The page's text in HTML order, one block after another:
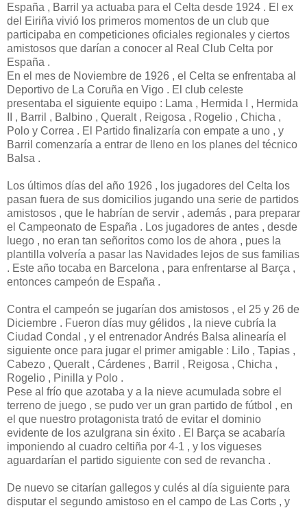
España , Barril ya actuaba para el Celta desde 1924 . El ex
del Eiriña vivió los primeros momentos de un club que
participaba en competiciones oficiales regionales y ciertos
amistosos que darían a conocer al Real Club Celta por
España .
En el mes de Noviembre de 1926 , el Celta se enfrentaba al
Deportivo de La Coruña en Vigo . El club celeste
presentaba el siguiente equipo : Lama , Hermida I , Hermida
II , Barril , Balbino , Queralt , Reigosa , Rogelio , Chicha ,
Polo y Correa . El Partido finalizaría con empate a uno , y
Barril comenzaría a entrar de lleno en los planes del técnico
Balsa .
Los últimos días del año 1926 , los jugadores del Celta los
pasan fuera de sus domicilios jugando una serie de partidos
amistosos , que le habrían de servir , además , para preparar
el Campeonato de España . Los jugadores de antes , desde
luego , no eran tan señoritos como los de ahora , pues la
plantilla volvería a pasar las Navidades lejos de sus familias
. Este año tocaba en Barcelona , para enfrentarse al Barça ,
entonces campeón de España .
Contra el campeón se jugarían dos amistosos , el 25 y 26 de
Diciembre . Fueron días muy gélidos , la nieve cubría la
Ciudad Condal , y el entrenador Andrés Balsa alinearía el
siguiente once para jugar el primer amigable : Lilo , Tapias ,
Cabezo , Queralt , Cárdenes , Barril , Reigosa , Chicha ,
Rogelio , Pinilla y Polo .
Pese al frío que azotaba y a la nieve acumulada sobre el
terreno de juego , se pudo ver un gran partido de fútbol , en
el que nuestro protagonista trató de evitar el dominio
evidente de los azulgrana sin éxito . El Barça se acabaría
imponiendo al cuadro celtiña por 4-1 , y los vigueses
aguardarían el partido siguiente con sed de revancha .
De nuevo se citarían gallegos y culés al día siguiente para
disputar el segundo amistoso en el campo de Las Corts , y